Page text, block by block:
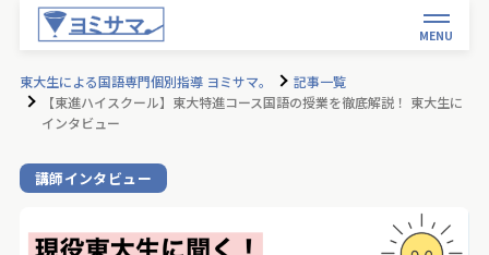
MENU
東大生による国語専門個別指導 ヨミサマ。
記事一覧
【東進ハイスクール】東大特進コース国語の授業を徹底解説！ 東大生に
インタビュー
講師インタビュー